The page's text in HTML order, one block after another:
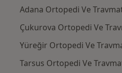
Adana Ortopedi Ve
Çukurova Ortopedi Ve
Yüreğir Ortopedi Ve
Tarsus Ortopedi Ve